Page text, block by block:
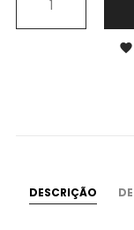

DESCRIÇÃO